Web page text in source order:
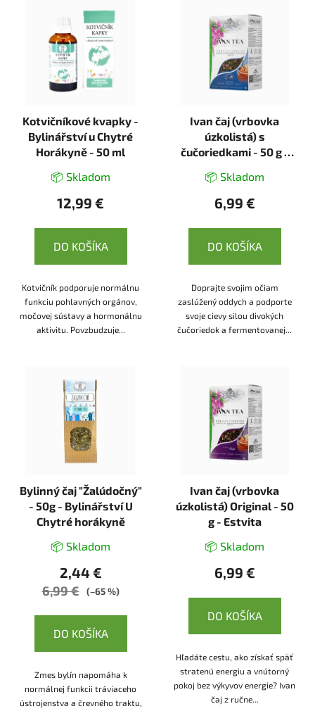
Kotvičníkové kvapky -
Bylinářství u Chytré
Horákyně - 50 ml
📦 Skladom
12,99 €
DO KOŠÍKA
Kotvičník podporuje normálnu
funkciu pohlavných orgánov,
močovej sústavy a hormonálnu
aktivitu. Povzbudzuje...
Ivan čaj (vrbovka
úzkolistá) s
čučoriedkami - 50 g -
📦 Skladom
6,99 €
DO KOŠÍKA
Doprajte svojim očiam
zaslúžený oddych a podporte
svoje cievy silou divokých
čučoriedok a fermentovanej...
Bylinný čaj "Žalúdočný"
- 50g - Bylinářství U
Chytré horákyně
📦 Skladom
2,44 €
6,99 € (–65 %)
DO KOŠÍKA
Zmes bylín napomáha k
normálnej funkcii tráviaceho
ústrojenstva a črevného traktu,
Ivan čaj (vrbovka
úzkolistá) Original - 50
g - Estvita
📦 Skladom
6,99 €
DO KOŠÍKA
Hľadáte cestu, ako získať späť
stratenú energiu a vnútorný
pokoj bez výkyvov energie? Ivan
čaj z ručne...